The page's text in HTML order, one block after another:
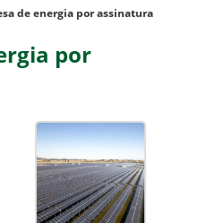
de energia por assinatura
por